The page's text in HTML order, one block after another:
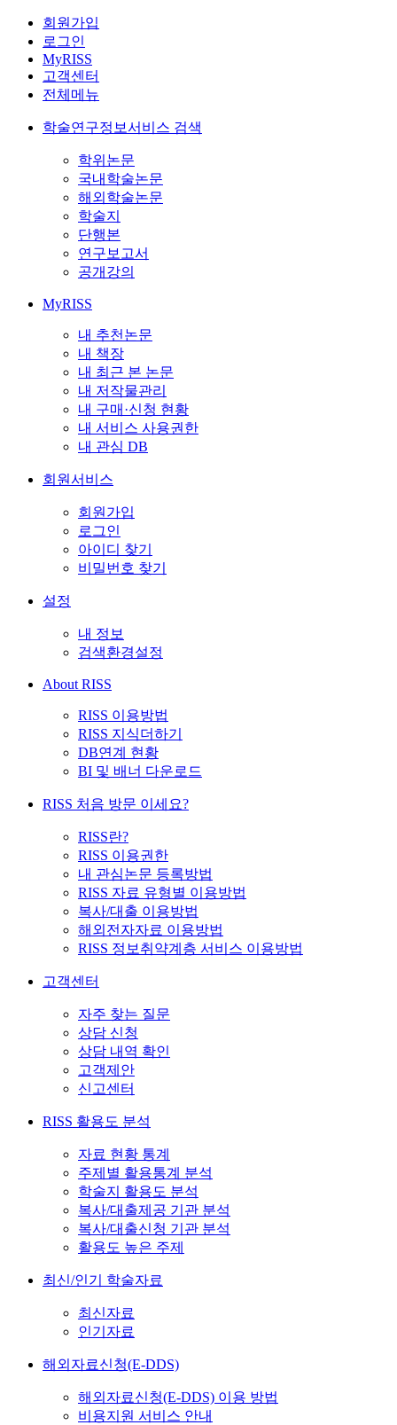
회원가입
로그인
MyRISS
고객센터
전체메뉴
학술연구정보서비스 검색
학위논문
국내학술논문
해외학술논문
학술지
단행본
연구보고서
공개강의
MyRISS
내 추천논문
내 책장
내 최근 본 논문
내 저작물관리
내 구매·신청 현황
내 서비스 사용권한
내 관심 DB
회원서비스
회원가입
로그인
아이디 찾기
비밀번호 찾기
설정
내 정보
검색환경설정
About RISS
RISS 이용방법
RISS 지식더하기
DB연계 현황
BI 및 배너 다운로드
RISS 처음 방문 이세요?
RISS란?
RISS 이용권한
내 관심논문 등록방법
RISS 자료 유형별 이용방법
복사/대출 이용방법
해외전자자료 이용방법
RISS 정보취약계층 서비스 이용방법
고객센터
자주 찾는 질문
상담 신청
상담 내역 확인
고객제안
신고센터
RISS 활용도 분석
자료 현황 통계
주제별 활용통계 분석
학술지 활용도 분석
복사/대출제공 기관 분석
복사/대출신청 기관 분석
활용도 높은 주제
최신/인기 학술자료
최신자료
인기자료
해외자료신청(E-DDS)
해외자료신청(E-DDS) 이용 방법
비용지원 서비스 안내